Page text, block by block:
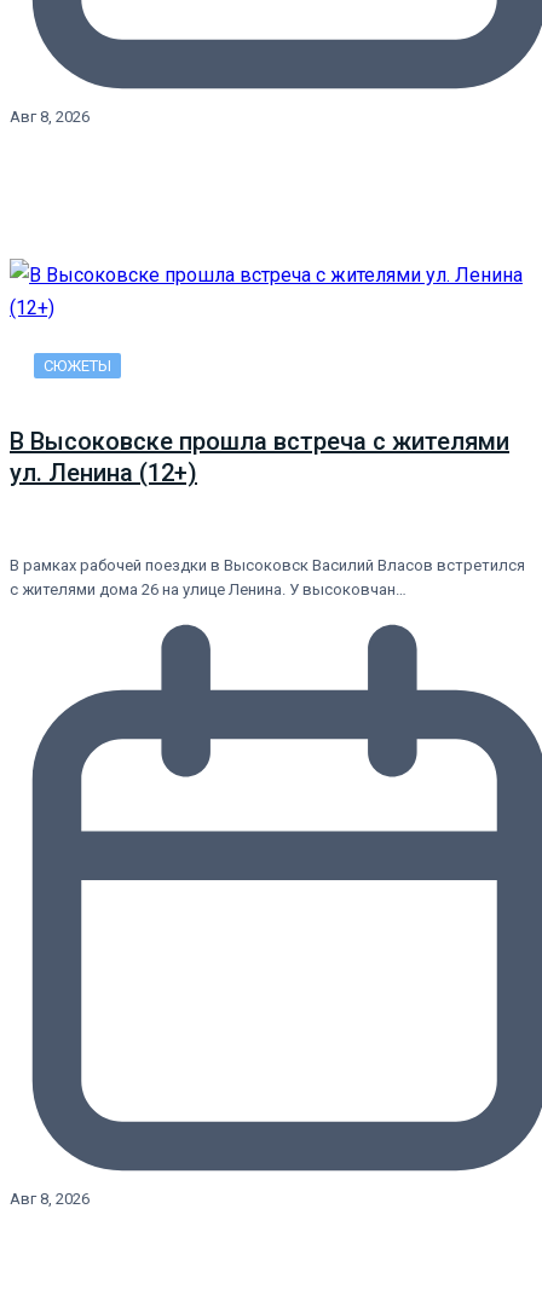
Авг 8, 2026
СЮЖЕТЫ
В Высоковске прошла встреча с жителями
ул. Ленина (12+)
В рамках рабочей поездки в Высоковск Василий Власов встретился
с жителями дома 26 на улице Ленина. У высоковчан…
Авг 8, 2026